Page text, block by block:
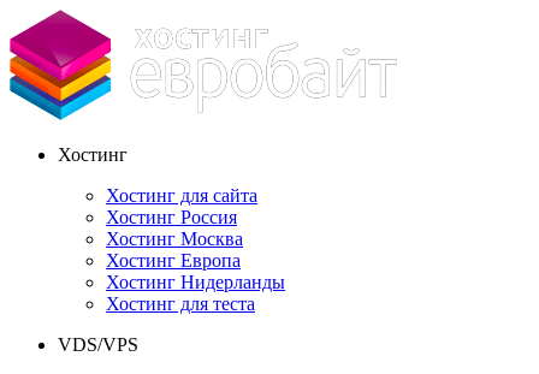
Хостинг
Хостинг для сайта
Хостинг Россия
Хостинг Москва
Хостинг Европа
Хостинг Нидерланды
Хостинг для теста
VDS/VPS